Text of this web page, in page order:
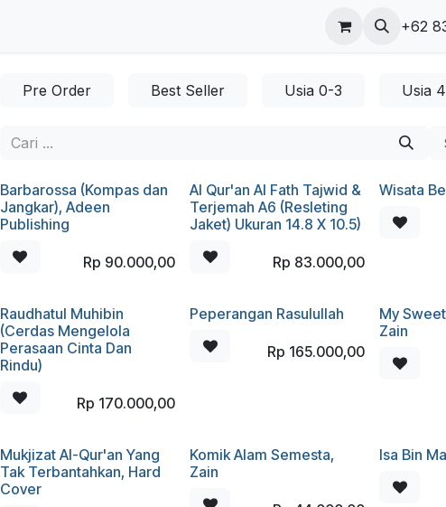
+62
Pre Order Best Seller Usia 0-3 Usia
Barbarossa (Kompas dan
Jangkar), Adeen
Publishing
Rp 90.000,00
Al Qur'an Al Fath Tajwid &
Terjemah A6 (Resleting
Jaket) Ukuran 14.8 X 10.5)
Rp 83.000,00
Wisata
Raudhatul Muhibin
(Cerdas Mengelola
Perasaan Cinta Dan
Rindu)
Rp 170.000,00
Peperangan Rasulullah
Rp 165.000,00
My
Zain
Mukjizat Al-Qur'an Yang
Tak Terbantahkan, Hard
Cover
Komik Alam Semesta,
Zain
Isa Bin